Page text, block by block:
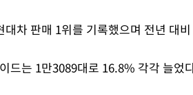
차 판매 1위를 기록했으며 전년 대
드는 1만3089대로 16.8% 각각 늘었